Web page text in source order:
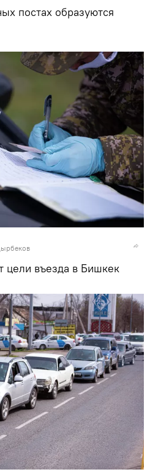
постах образуются
цели въезда в Бишкек